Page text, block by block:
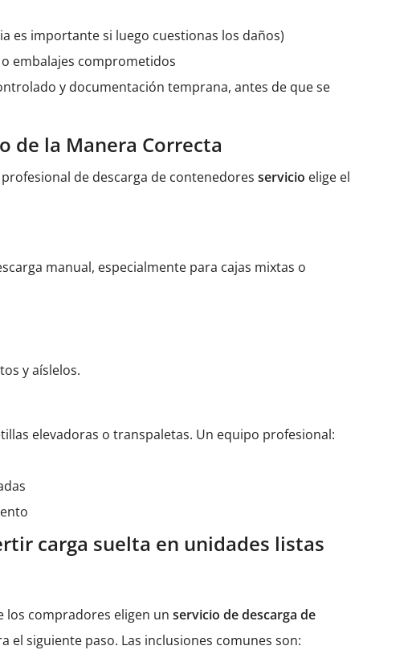
es importante si luego cuestionas los daños)
embalajes comprometidos
y documentación temprana, antes de que se
de la Manera Correcta
de descarga de contenedoresservicio elige el
manual, especialmente para cajas mixtas o
y aíslelos.
elevadoras o transpaletas. Un equipo profesional:
carga suelta en unidades listas
los compradores eligen unservicio de descarga de
el siguiente paso. Las inclusiones comunes son: